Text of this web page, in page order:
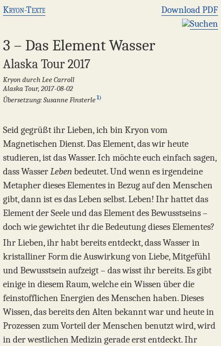
Kryon-Texte
Download PDF
Suchen
3 – Das Element Wasser
Alaska Tour 2017
Kryon durch Lee Carroll
Alaska Tour, 2017-08-02
Übersetzung: Susanne Finsterle1)
Seid gegrüßt ihr Lieben, ich bin Kryon vom
Magnetischen Dienst. Das Element, das wir heute
studieren, ist das Wasser. Ich möchte euch einfach sagen,
dass WasserLebenbedeutet. Und wenn es irgendeine
Metapher dieses Elementes in Bezug auf den Menschen
gibt, dann ist es das Leben selbst. Leben! Ihr hattet das
Element der Seele und das Element des Bewusstseins –
doch wie gewichtet ihr die Bedeutung dieses Elementes?
Ihr Lieben, ihr habt bereits entdeckt, dass Wasser in
kristalliner Form die Auswirkung von Liebe, Mitgefühl
und Bewusstsein aufzeigt – das wisst ihr bereits. Es gibt
einige in diesem Raum, welche ein Wissen über die
feinstofflichen Energien des Menschen haben. Dieses
Wissen, das bereits den Alten bekannt war und heute in
Prozessen zum Vorteil der Menschen benutzt wird, wird
in der westlichen Medizin gerade erst entdeckt. Ihr